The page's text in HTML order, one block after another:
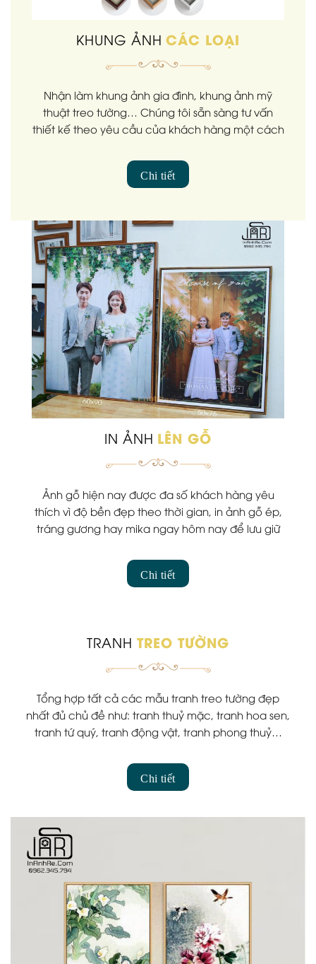
KHUNG ẢNHCÁC LOẠI
Nhận làm khung ảnh gia đình, khung ảnh mỹ
thuật treo tường… Chúng tôi sẵn sàng tư vấn
thiết kế theo yêu cầu của khách hàng một cách
Chi tiết
IN ẢNH LÊN GỖ
Ảnh gỗ hiện nay được đa số khách hàng yêu
thích vì độ bền đẹp theo thời gian, in ảnh gỗ ép,
tráng gương hay mika ngay hôm nay để lưu giữ
Chi tiết
TRANHTREO TƯỜNG
Tổng hợp tất cả các mẫu tranh treo tường đẹp
nhất đủ chủ đề như: tranh thuỷ mặc, tranh hoa sen,
tranh tứ quý, tranh động vật, tranh phong thuỷ…
Chi tiết